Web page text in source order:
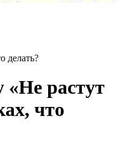
делать?
«Не растут
что